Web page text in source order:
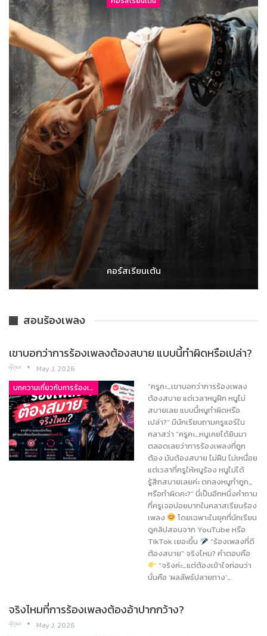
คอร์สเรียนเต้น
สอนร้องเพลง
เขาบอกว่าการร้องเพลงต้องสบาย แบบนี้ทำผิดหรือเปล่า?
ผู้ดูแล
May J, 2026
บทความเกี่ยวกับการร้องเพลง
“ครูคะ…เขาบอกว่าการร้องเพลง
ต้องสบาย แต่เวลาหนูฝึก หนูไม่
สบายเลย แบบนี้หนูทำผิดหรือ
เปล่า?” มีนักเรียนถามครูแอร์ใน
คลาสว่า “ครูคะ…หนูเคยได้ยินมา
ตลอดเลยว่าการร้องเพลงที่ถูก
ต้อง มันต้องสบาย ไม่ฝืน ไม่เหนื่อย
แต่เวลาที่ครูให้หนูร้อง หนูไม่ได้
รู้สึกสบายเลยค่ะ ตกลงหนูทำถูก…
หรือทำผิดคะ?” นี่เป็นอีกหนึ่งคำถาม
ที่ครูเจอบ่อยมากในคลาสเรียนร้อง
เพลง
โดยเฉพาะในยุคที่นักเรียน
ดูคลิปสอนจาก YouTube หรือ
TikTok เยอะขึ้น
“ร้องเพลงที่ดี
ต้องสบาย” จริงไหม? คำตอบคือ
“จริงค่ะ…แต่ต้องเข้าใจก่อนว่า
นั่นคือ ‘ผลลัพธ์ปลายทาง’…
จริงไหมที่การร้องเพลงต้องอ้าปากกว้าง?
ผู้ดูแล
May J, 2026